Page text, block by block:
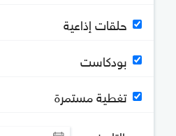
حلقات إذاعية
بودكاست
تغطية مستمرة